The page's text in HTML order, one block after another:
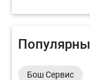
Бош Сервис